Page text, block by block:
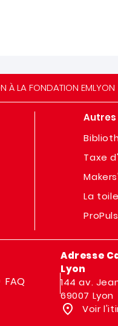
À LA FONDATION EMLYON
Autres
Taxe
La toile
FAQ
Adresse
Lyon
144 av.
69007 Lyon
Voir